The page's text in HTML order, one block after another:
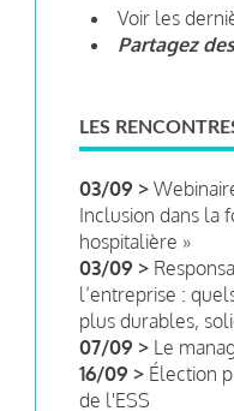
Voir les
Partagez
LES
03/09 >
Inclusion dans la
hospitalière »
03/09 >
l’entreprise :
plus durables,
07/09 > Le
16/09 > Élection
de l'ESS